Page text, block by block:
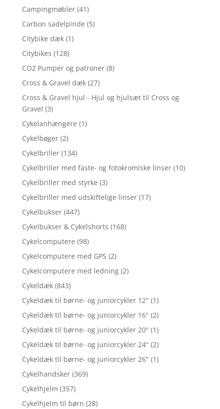
Campingmøbler (41)
Carbon sadelpinde (5)
Citybike dæk (1)
Citybikes (128)
CO2 Pumper og patroner (8)
Cross & Gravel dæk (27)
Cross & Gravel hjul - Hjul og hjulsæt til Cross og
Gravel (3)
Cykelanhængere (1)
Cykelbøger (2)
Cykelbriller (134)
Cykelbriller med faste- og fotokromiske linser (10)
Cykelbriller med styrke (3)
Cykelbriller med udskiftelige linser (17)
Cykelbukser (447)
Cykelbukser & Cykelshorts (168)
Cykelcomputere (98)
Cykelcomputere med GPS (2)
Cykelcomputere med ledning (2)
Cykeldæk (843)
Cykeldæk til børne- og juniorcykler 12" (1)
Cykeldæk til børne- og juniorcykler 16" (2)
Cykeldæk til børne- og juniorcykler 20" (1)
Cykeldæk til børne- og juniorcykler 24" (2)
Cykeldæk til børne- og juniorcykler 26" (1)
Cykelhandsker (369)
Cykelhjelm (357)
Cykelhjelm til børn (28)